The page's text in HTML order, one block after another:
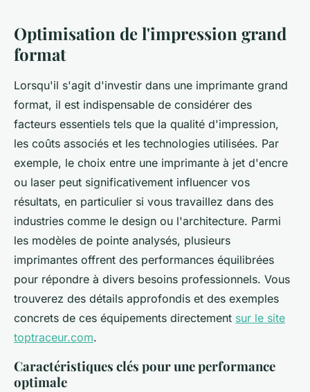
Optimisation de l'impression grand
format
Lorsqu'il s'agit d'investir dans une imprimante grand
format, il est indispensable de considérer des
facteurs essentiels tels que la qualité d'impression,
les coûts associés et les technologies utilisées. Par
exemple, le choix entre une imprimante à jet d'encre
ou laser peut significativement influencer vos
résultats, en particulier si vous travaillez dans des
industries comme le design ou l'architecture. Parmi
les modèles de pointe analysés, plusieurs
imprimantes offrent des performances équilibrées
pour répondre à divers besoins professionnels. Vous
trouverez des détails approfondis et des exemples
concrets de ces équipements directement sur le site
toptraceur.com.
Caractéristiques clés pour une performance
optimale